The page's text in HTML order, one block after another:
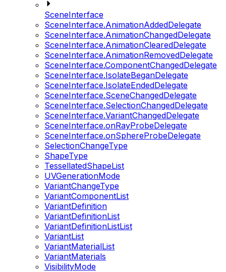
SceneInterface
SceneInterface.AnimationAddedDelegate
SceneInterface.AnimationChangedDelegate
SceneInterface.AnimationClearedDelegate
SceneInterface.AnimationRemovedDelegate
SceneInterface.ComponentChangedDelegate
SceneInterface.IsolateBeganDelegate
SceneInterface.IsolateEndedDelegate
SceneInterface.SceneChangedDelegate
SceneInterface.SelectionChangedDelegate
SceneInterface.VariantChangedDelegate
SceneInterface.onRayProbeDelegate
SceneInterface.onSphereProbeDelegate
SelectionChangeType
ShapeType
TessellatedShapeList
UVGenerationMode
VariantChangeType
VariantComponentList
VariantDefinition
VariantDefinitionList
VariantDefinitionListList
VariantList
VariantMaterialList
VariantMaterials
VisibilityMode